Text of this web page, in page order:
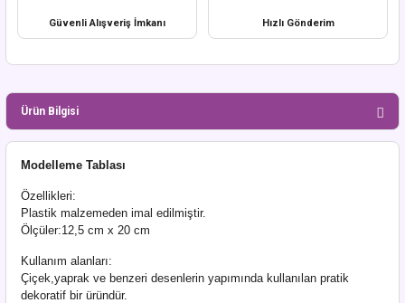
Güvenli Alışveriş İmkanı Hızlı Gönderim
Ürün Bilgisi
Modelleme Tablası
Özellikleri:
Plastik malzemeden imal edilmiştir.
Ölçüler:12,5 cm x 20 cm
Kullanım alanları:
Çiçek,yaprak ve benzeri desenlerin yapımında kullanılan pratik
dekoratif bir üründür.